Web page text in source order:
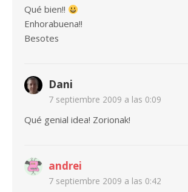
Qué bien!!
Enhorabuena!!
Besotes
Dani
7 septiembre 2009 a las 0:09
Qué genial idea! Zorionak!
andrei
7 septiembre 2009 a las 0:42